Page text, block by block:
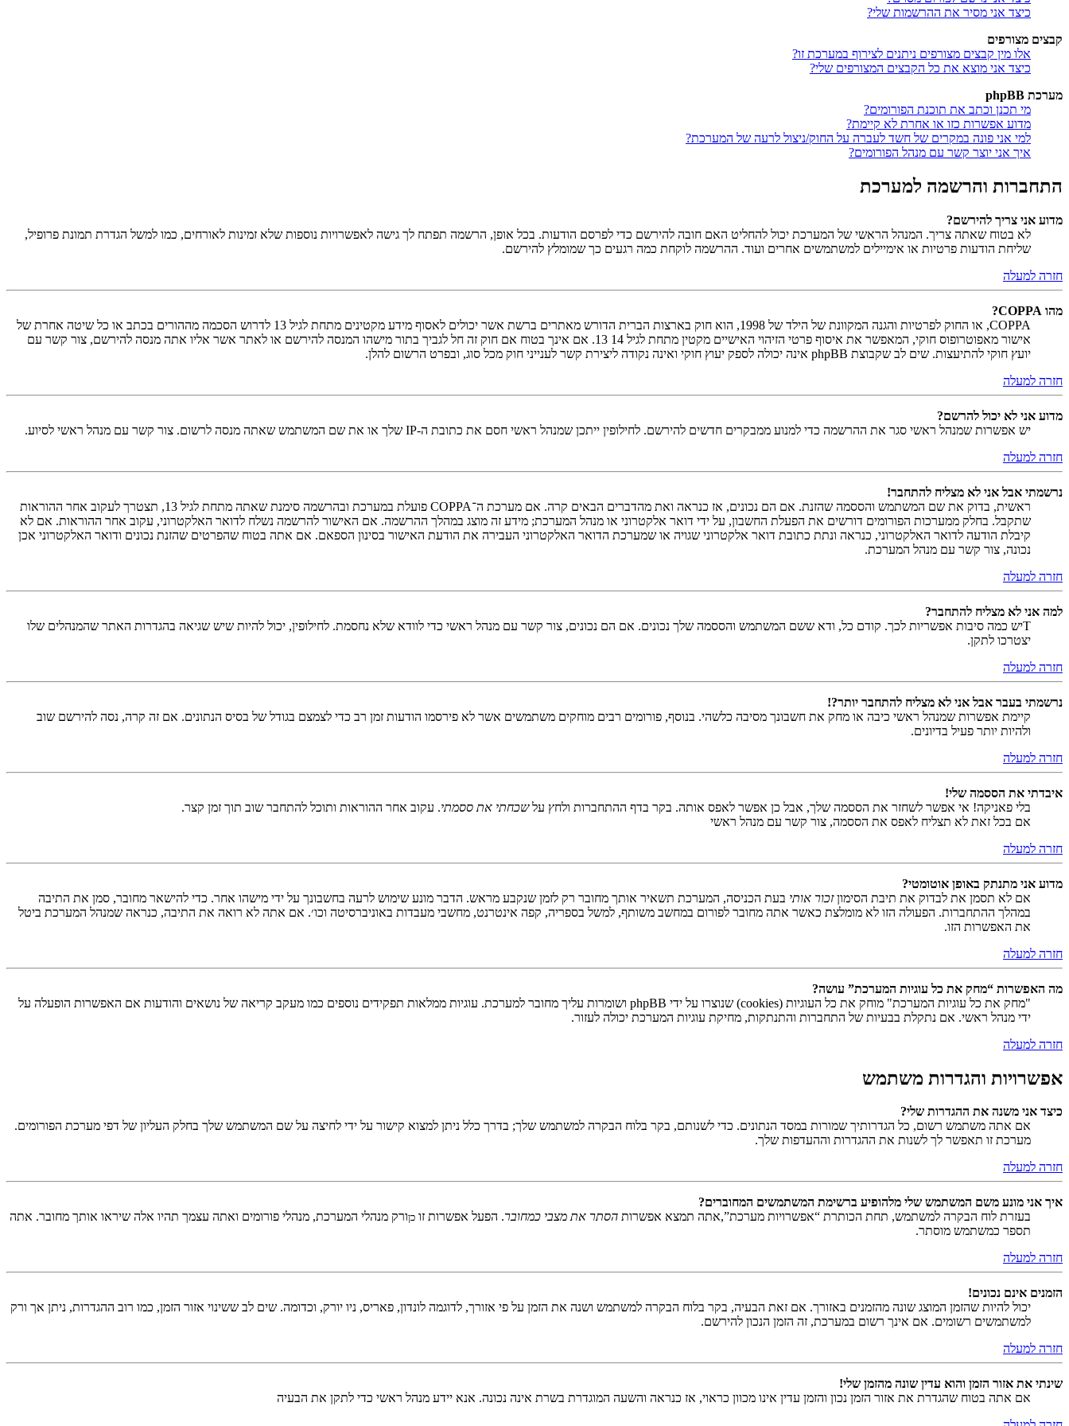
כיצד אני מסיר את ההרשמות שלי?
קבצים מצורפים
אלו מין קבצים מצורפים ניתנים לצירוף במערכת זו?
כיצד אני מוצא את כל הקבצים המצורפים שלי?
מערכת phpBB
מי תכנן וכתב את תוכנת הפורומים?
מדוע אפשרות כזו או אחרת לא קיימת?
למי אני פונה במקרים של חשד לעברה על החוק/ניצול לרעה של המערכת?
איך אני יוצר קשר עם מנהל הפורומים?
התחברות והרשמה למערכת
מדוע אני צריך להירשם?
לא בטוח שאתה צריך. המנהל הראשי של המערכת יכול להחליט האם חובה להירשם כדי לפרסם הודעות. בכל אופן, הרשמה תפתח לך גישה לאפשרויות נוספות שלא זמינות לאורחים, כמו למשל הגדרת תמונת פרופיל,
שליחת הודעות פרטיות או אימיילים למשתמשים אחרים ועוד. ההרשמה לוקחת כמה רגעים כך שמומלץ להירשם.
חזרה למעלה
מהו COPPA?
COPPA, או החוק לפרטיות והגנה המקוונת של הילד של 1998, הוא חוק בארצות הברית הדורש מאתרים ברשת אשר יכולים לאסוף מידע מקטינים מתחת לגיל 13 לדרוש הסכמה מההורים בכתב או כל שיטה אחרת של
אישור מאפוטרופוס חוקי, המאפשר את איסוף פרטי הזיהוי האישיים מקטין מתחת לגיל 14 13. אם אינך בטוח אם חוק זה חל לגביך בתור מישהו המנסה להירשם או לאתר אשר אליו אתה מנסה להירשם, צור קשר עם
יועץ חוקי להתיעצות. שים לב שקבוצת phpBB אינה יכולה לספק יעוץ חוקי ואינה נקודה ליצירת קשר לענייני חוק מכל סוג, ובפרט הרשום להלן.
חזרה למעלה
מדוע אני לא יכול להרשם?
יש אפשרות שמנהל ראשי סגר את ההרשמה כדי למנוע ממבקרים חדשים להירשם. לחילופין ייתכן שמנהל ראשי חסם את כתובת ה-IP שלך או את שם המשתמש שאתה מנסה לרשום. צור קשר עם מנהל ראשי לסיוע.
חזרה למעלה
נרשמתי אבל אני לא מצליח להתחבר!
ראשית, בדוק את שם המשתמש והססמה שהזנת. אם הם נכונים, אז כנראה ואת מהדברים הבאים קרה. אם מערכת ה־COPPA פועלת במערכת ובהרשמה סימנת שאתה מתחת לגיל 13, תצטרך לעקוב אחר ההוראות
שתקבל. בחלק ממערכות הפורומים דורשים את הפעלת החשבון, על ידי דואר אלקטרוני או מנהל המערכת; מידע זה מוצג במהלך ההרשמה. אם האישור להרשמה נשלח לדואר האלקטרוני, עקוב אחר ההוראות. אם לא
קיבלת הודעה לדואר האלקטרוני, כנראה ונתת כתובת דואר אלקטרוני שגויה או שמערכת הדואר האלקטרוני העבירה את הודעת האישור בסינון הספאם. אם אתה בטוח שהפרטים שהזנת נכונים ודואר האלקטרוני אכן
נכונה, צור קשר עם מנהל המערכת.
חזרה למעלה
למה אני לא מצליח להתחבר?
Tיש כמה סיבות אפשריות לכך. קודם כל, ודא ששם המשתמש והססמה שלך נכונים. אם הם נכונים, צור קשר עם מנהל ראשי כדי לוודא שלא נחסמת. לחילופין, יכול להיות שיש שגיאה בהגדרות האתר שהמנהלים שלו
יצטרכו לתקן.
חזרה למעלה
נרשמתי בעבר אבל אני לא מצליח להתחבר יותר?!
קיימת אפשרות שמנהל ראשי כיבה או מחק את חשבונך מסיבה כלשהי. בנוסף, פורומים רבים מוחקים משתמשים אשר לא פירסמו הודעות זמן רב כדי לצמצם בגודל של בסיס הנתונים. אם זה קרה, נסה להירשם שוב
ולהיות יותר פעיל בדיונים.
חזרה למעלה
איבדתי את הססמה שלי!
בלי פאניקה! אי אפשר לשחזר את הססמה שלך, אבל כן אפשר לאפס אותה. בקר בדף ההתחברות ולחץ עלשכחתי את ססמתי. עקוב אחר ההוראות ותוכל להתחבר שוב תוך זמן קצר.
אם בכל זאת לא תצליח לאפס את הססמה, צור קשר עם מנהל ראשי
חזרה למעלה
מדוע אני מתנתק באופן אוטומטי?
אם לא תסמן את לבדוק את תיבת הסימוןזכור אותי בעת הכניסה, המערכת תשאיר אותך מחובר רק לזמן שנקבע מראש. הדבר מונע שימוש לרעה בחשבונך על ידי מישהו אחר. כדי להישאר מחובר, סמן את התיבה
במהלך ההתחברות. הפעולה הזו לא מומלצת כאשר אתה מחובר לפורום במחשב משותף, למשל בספריה, קפה אינטרנט, מחשבי מעבדות באוניברסיטה וכו׳. אם אתה לא רואה את התיבה, כנראה שמנהל המערכת ביטל
את האפשרות הזו.
חזרה למעלה
מה האפשרות “מחק את כל עוגיות המערכת” עושה?
"מחק את כל עוגיות המערכת" מוחק את כל העוגיות (cookies) שנוצרו על ידי phpBB ושומרות עליך מחובר למערכת. עוגיות ממלאות תפקידים נוספים כמו מעקב קריאה של נושאים והודעות אם האפשרות הופעלה על
ידי מנהל ראשי. אם נתקלת בבעיות של התחברות והתנתקות, מחיקת עוגיות המערכת יכולה לעזור.
חזרה למעלה
אפשרויות והגדרות משתמש
כיצד אני משנה את ההגדרות שלי?
אם אתה משתמש רשום, כל הגדרותיך שמורות במסד הנתונים. כדי לשנותם, בקר בלוח הבקרה למשתמש שלך; בדרך כלל ניתן למצוא קישור על ידי לחיצה על שם המשתמש שלך בחלק העליון של דפי מערכת הפורומים.
מערכת זו תאפשר לך לשנות את ההגדרות וההעדפות שלך.
חזרה למעלה
איך אני מונע משם המשתמש שלי מלהופיע ברשימת המשתמשים המחוברים?
בעזרת לוח הבקרה למשתמש, תחת הכותרת “אפשרויות מערכת”,אתה תמצא אפשרות הסתר את מצבי כמחובר. הפעל אפשרות זו כןורק מנהלי המערכת, מנהלי פורומים ואתה עצמך תהיו אלה שיראו אותך מחובר. אתה
תספר כמשתמש מוסתר.
חזרה למעלה
הזמנים אינם נכונים!
יכול להיות שהזמן המוצג שונה מהזמנים באזורך. אם זאת הבעיה, בקר בלוח הבקרה למשתמש ושנה את הזמן על פי אזורך, לדוגמה לונדון, פאריס, ניו יורק, וכדומה. שים לב ששינוי אזור הזמן, כמו רוב ההגדרות, ניתן אך ורק
למשתמשים רשומים. אם אינך רשום במערכת, זה הזמן הנכון להירשם.
חזרה למעלה
שינתי את אזור הזמן והוא עדין שונה מהזמן שלי!
אם אתה בטוח שהגדרת את אזור הזמן נכון והזמן עדין אינו מכוון כראוי, אז כנראה והשעה המוגדרת בשרת אינה נכונה. אנא יידע מנהל ראשי כדי לתקן את הבעיה